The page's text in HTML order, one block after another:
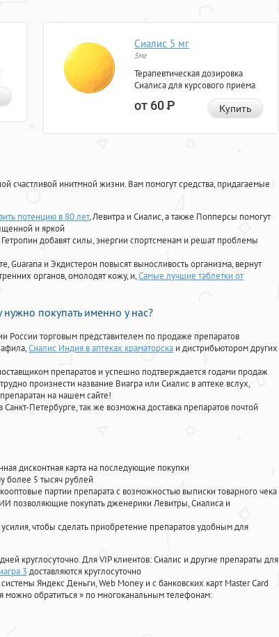
Сиалис 5 мг
5мг
Терапевтическая дозировка
Сиалиса для курсового приема
от 60Р Купить
счастливой инитмной жизни. Вам помогут средства, придагаемые
потенцию в 80 лет, Левитра и Сиалис, а также Попперсы помогут
и яркой
добавят силы, энергии спортсменам и решат проблемы
Guarana и Экдистерон повысят выносливость организма, вернут
органов, омолодят кожу, и,Самые лучшие таблетки от
покупать именно у нас?
России торговым представителем по продаже препаратов
,Сиалис Индия в аптеках краматорска и дистрибьютором других
препаратов и успешно подтверждается годами продаж
произнести название Виагра или Сиалис в аптеке вслух,
на нашем сайте!
Петербурге, так же возможна доставка препаратов почтой
дисконтная карта на последующие покупки
более 5 тысяч рублей
партии препарата с возможностью выписки товарного чека
позволяющие покупать дженерики Левитры, Сиалиса и
чтобы сделать приобретение препаратов удобным для
круглосуточно. Для VIP клиентов: Сиалис и другие препараты для
3 доставляются круглосуточно
Яндекс Деньги, Web Money и с банковских карт Master Card
можно обратиться» по многоканальным телефонам: